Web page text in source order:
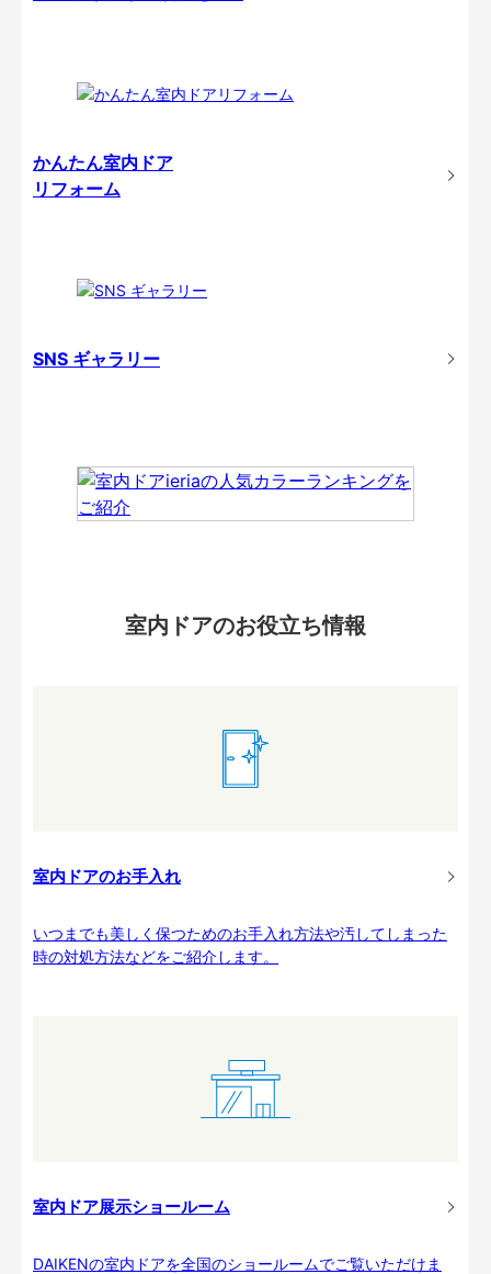
かんたん室内ドア
リフォーム
SNS ギャラリー
室内ドアのお役立ち情報
室内ドアのお手入れ
いつまでも美しく保つためのお手入れ方法や汚してしまった
時の対処方法などをご紹介します。
室内ドア展示ショールーム
DAIKENの室内ドアを全国のショールームでご覧いただけま